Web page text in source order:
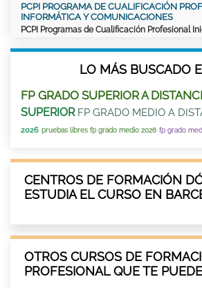
PCPI PROGRAMA DE CUALIFICACIÓN
INFORMÁTICA Y COMUNICACIONES
PCPI Programas de Cualificación Profesional
LO MÁS BUSCADO
FP GRADO SUPERIOR A
SUPERIOR FP GRADO MEDIO A
2026 pruebas libres fp grado medio 2026 fp grado
CENTROS DE FORMACIÓN
ESTUDIA EL CURSO EN
OTROS CURSOS DE
PROFESIONAL QUE TE